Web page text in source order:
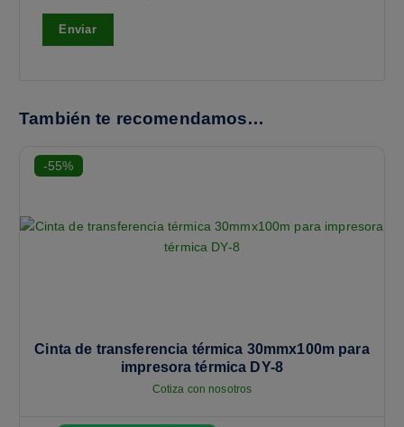
También te recomendamos…
-55%
Cinta de transferencia térmica 30mmx100m para
impresora térmica DY-8
Cotiza con nosotros